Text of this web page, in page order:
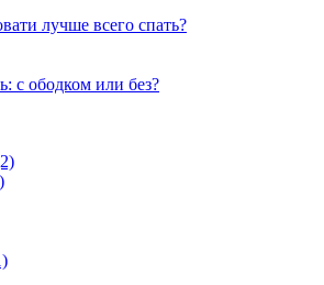
лучше всего спать?
с ободком или без?